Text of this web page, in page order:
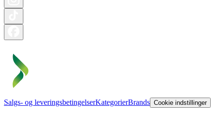
Salgs- og leveringsbetingelserKategorierBrands Cookie indstillinger